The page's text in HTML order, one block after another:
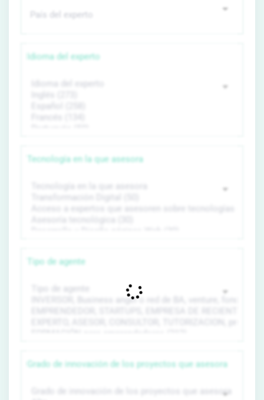
Idioma del experto
Tecnología en la que asesora
Tipo de agente
Grado de innovación de los proyectos que asesora